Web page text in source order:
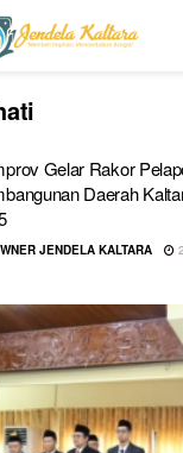
Gelar Rakor
Daerah
JENDELA KALTARA